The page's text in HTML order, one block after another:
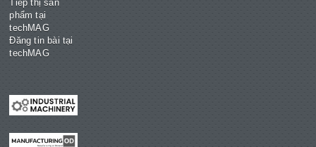
Tiếp thị sản
phẩm tại
techMAG
Đăng tin bài tại
techMAG